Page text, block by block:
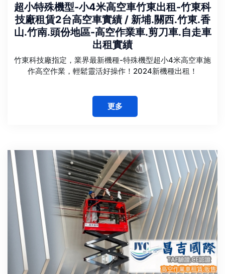
超小特殊機型-小4米高空車竹東出租-竹東科
技廠租賃2台高空車實績 / 新埔.關西.竹東.香
山.竹南.頭份地區-高空作業車.剪刀車.自走車
出租實績
竹東科技廠指定，業界最新機種-特殊機型超小4米高空車施
作高空作業，輕鬆靈活好操作！2024新機種出租！
更多